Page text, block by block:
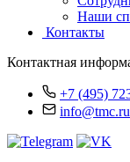
Наши
Контакты
Контактная
+7 (495)
info@tmc.ru